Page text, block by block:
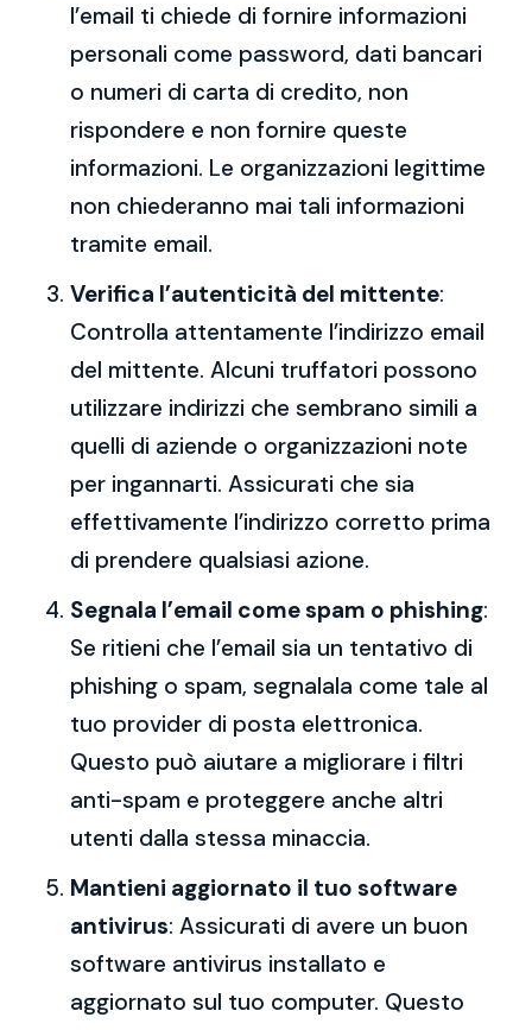
l’email ti chiede di fornire informazioni
personali come password, dati bancari
o numeri di carta di credito, non
rispondere e non fornire queste
informazioni. Le organizzazioni legittime
non chiederanno mai tali informazioni
tramite email.
Verifica l’autenticità del mittente:
Controlla attentamente l’indirizzo email
del mittente. Alcuni truffatori possono
utilizzare indirizzi che sembrano simili a
quelli di aziende o organizzazioni note
per ingannarti. Assicurati che sia
effettivamente l’indirizzo corretto prima
di prendere qualsiasi azione.
Segnala l’email come spam o phishing:
Se ritieni che l’email sia un tentativo di
phishing o spam, segnalala come tale al
tuo provider di posta elettronica.
Questo può aiutare a migliorare i filtri
anti-spam e proteggere anche altri
utenti dalla stessa minaccia.
Mantieni aggiornato il tuo software
antivirus: Assicurati di avere un buon
software antivirus installato e
aggiornato sul tuo computer. Questo